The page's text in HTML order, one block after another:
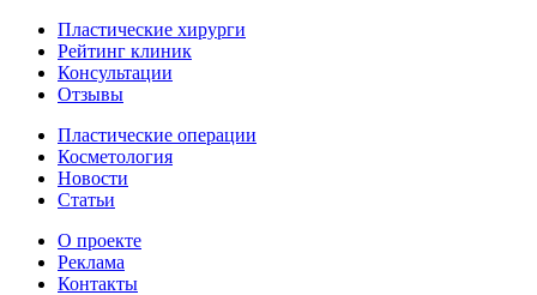
Пластические хирурги
Рейтинг клиник
Консультации
Отзывы
Пластические операции
Косметология
Новости
Статьи
О проекте
Реклама
Контакты